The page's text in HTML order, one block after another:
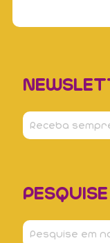
PESQUISE